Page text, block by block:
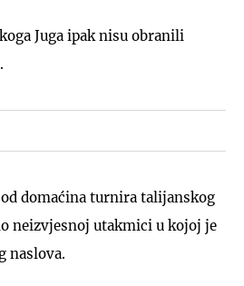
Juga ipak nisu obranili
domaćina turnira talijanskog
neizvjesnoj utakmici u kojoj je
naslova.